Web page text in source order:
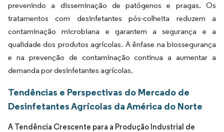
prevenindo a disseminação de patógenos e pragas. Os
tratamentos com desinfetantes pós-colheita reduzem a
contaminação microbiana e garantem a segurança e a
qualidade dos produtos agrícolas. A ênfase na biossegurança
e na prevenção de contaminação continua a aumentar a
demanda por desinfetantes agrícolas.
Tendências e Perspectivas do Mercado de
Desinfetantes Agrícolas da América do Norte
A Tendência Crescente para a Produção Industrial de